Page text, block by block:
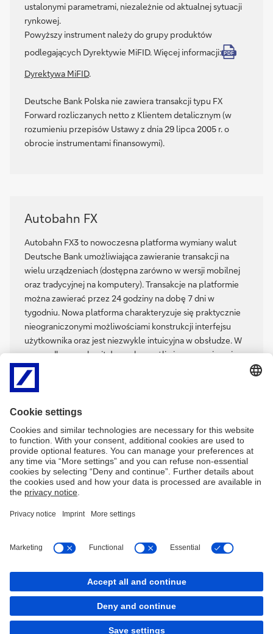
ustalonymi parametrami, niezależnie od aktualnej sytuacji
rynkowej.
Powyższy instrument należy do grupy produktów
podlegających Dyrektywie MiFID. Więcej informacji: PDF
Dyrektywa MiFID.
Deutsche Bank Polska nie zawiera transakcji typu FX
Forward rozliczanych netto z Klientem detalicznym (w
rozumieniu przepisów Ustawy z dnia 29 lipca 2005 r. o
obrocie instrumentami finansowymi).
Autobahn FX
Autobahn FX3 to nowoczesna platforma wymiany walut
Deutsche Bank umożliwiająca zawieranie transakcji na
wielu urządzeniach (dostępna zarówno w wersji mobilnej
oraz tradycyjnej na komputery). Transakcje na platformie
można zawierać przez 24 godziny na dobę 7 dni w
tygodniu. Nowa platforma charakteryzuje się praktycznie
nieograniczonymi możliwościami konstrukcji interfejsu
użytkownika oraz jest niezwykle intuicyjna w obsłudze. W
przypadku grup kapitałowych umożliwia ona zawieranie
transakcji w imieniu kilku podmiotów z różnymi
podmiotami Grupy DB, z którymi zostały nawiązane relacje.
Historie transakcji, zawartych zarówno poprzez platformę,
jak i telefonicznie, wraz z wieloma szczegółami
dotyczącymi każdej transakcji, użytkownik może w
dowolnej chwili eksportować do arkusza kalkulacyjnego,
lub przesłać pocztą elektroniczną. Z użytkowaniem
aplikacji nie wiążą się żadne dodatkowe opłaty.
Imprint Nota prawna
Polityka plików
Mapa serwisu
Cookies
back to top
Copyright © 2026 Deutsche Bank AG, Frankfurt am